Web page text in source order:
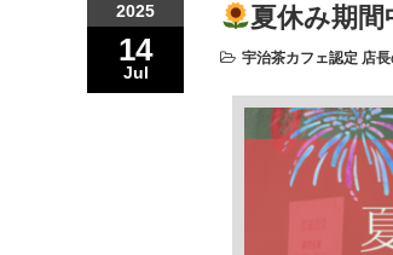
2025
14
Jul
夏休み期
宇治茶カフェ認定 店